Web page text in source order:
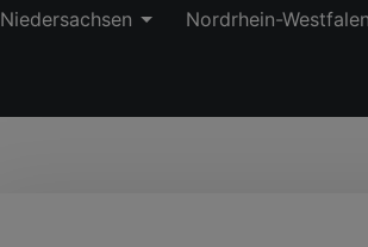
Niedersachsen Nordrhein-Westfalen